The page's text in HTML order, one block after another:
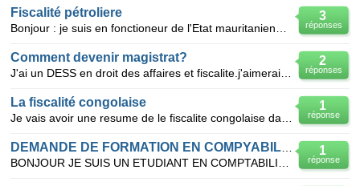
3
réponses
Fiscalité pétroliere
2
réponses
Comment devenir magistrat?
1
réponse
La fiscalité congolaise
1
réponse